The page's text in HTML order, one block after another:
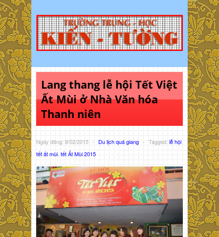
Lang thang lễ hội Tết Việt
Ất Mùi ở Nhà Văn hóa
Thanh niên
Ngày đăng: 8/02/2015 - Du lịch quá giang - Tagged: lễ hội
tết ất mùi tết Ất Mùi 2015